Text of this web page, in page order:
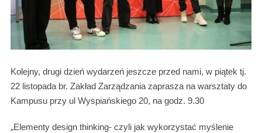
Kolejny, drugi dzień wydarzeń jeszcze przed nami, w piątek tj.
22 listopada br. Zakład Zarządzania zaprasza na warsztaty do
Kampusu przy ul Wyspiańskiego 20, na godz. 9.30
„Elementy design thinking- czyli jak wykorzystać myślenie